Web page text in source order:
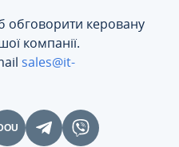
обговорити керовану
компанії.
sales@it-